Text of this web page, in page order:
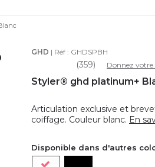
GHD | Réf : GHDSPBH
(359) Donnez votre
Styler® ghd platinum+
Articulation exclusive et
coiffage. Couleur blanc. En
Disponible dans d'autres